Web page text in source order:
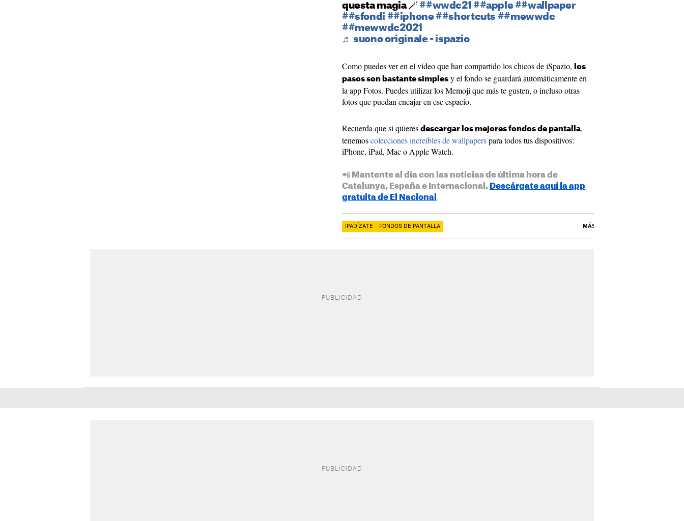
questa magia 🪄 ##wwdc21 ##apple ##wallpaper
##sfondi ##iphone ##shortcuts ##mewwdc
##mewwdc2021
♬ suono originale - ispazio
Como puedes ver en el vídeo que han compartido los chicos de iSpazio,
los
pasos son bastante simples y el fondo se guardará automáticamente en
la app Fotos. Puedes utilizar los Memoji que más te gusten, o incluso otras
fotos que puedan encajar en ese espacio.
Recuerda que si quieres descargar los mejores fondos de pantalla,
tenemoscolecciones increíbles de wallpaperspara todos tus dispositivos:
iPhone, iPad, Mac o Apple Watch.
📲 Mantente al día con las noticias de última hora de
Catalunya, España e Internacional. Descárgate aquí la app
gratuita de El Nacional
IPADÍZATE FONDOS DE PANTALLA MÁS